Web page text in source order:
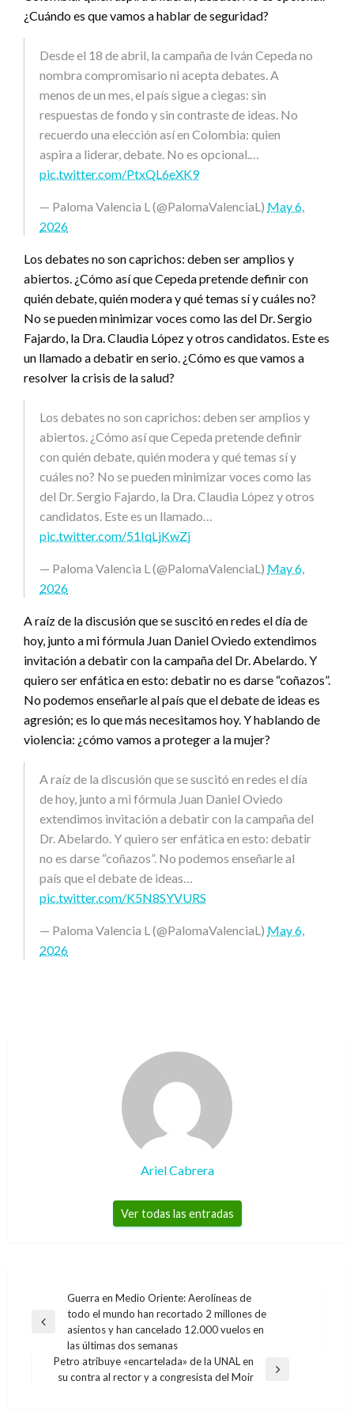
¿Cuándo es que vamos a hablar de seguridad?
Desde el 18 de abril, la campaña de Iván Cepeda no
nombra compromisario ni acepta debates. A
menos de un mes, el país sigue a ciegas: sin
respuestas de fondo y sin contraste de ideas. No
recuerdo una elección así en Colombia: quien
aspira a liderar, debate. No es opcional.…
pic.twitter.com/PtxQL6eXK9
— Paloma Valencia L (@PalomaValenciaL) May 6,
2026
Los debates no son caprichos: deben ser amplios y
abiertos. ¿Cómo así que Cepeda pretende definir con
quién debate, quién modera y qué temas sí y cuáles no?
No se pueden minimizar voces como las del Dr. Sergio
Fajardo, la Dra. Claudia López y otros candidatos. Este es
un llamado a debatir en serio. ¿Cómo es que vamos a
resolver la crisis de la salud?
Los debates no son caprichos: deben ser amplios y
abiertos. ¿Cómo así que Cepeda pretende definir
con quién debate, quién modera y qué temas sí y
cuáles no? No se pueden minimizar voces como las
del Dr. Sergio Fajardo, la Dra. Claudia López y otros
candidatos. Este es un llamado…
pic.twitter.com/51IqLjKwZj
— Paloma Valencia L (@PalomaValenciaL) May 6,
2026
A raíz de la discusión que se suscitó en redes el día de
hoy, junto a mi fórmula Juan Daniel Oviedo extendimos
invitación a debatir con la campaña del Dr. Abelardo. Y
quiero ser enfática en esto: debatir no es darse “coñazos”.
No podemos enseñarle al país que el debate de ideas es
agresión; es lo que más necesitamos hoy. Y hablando de
violencia: ¿cómo vamos a proteger a la mujer?
A raíz de la discusión que se suscitó en redes el día
de hoy, junto a mi fórmula Juan Daniel Oviedo
extendimos invitación a debatir con la campaña del
Dr. Abelardo. Y quiero ser enfática en esto: debatir
no es darse “coñazos”. No podemos enseñarle al
país que el debate de ideas…
pic.twitter.com/K5N8SYVURS
— Paloma Valencia L (@PalomaValenciaL) May 6,
2026
Ariel Cabrera
Ver todas las entradas
Navegación
de
entradas
Entrada
anterior
Guerra en Medio Oriente: Aerolíneas de
todo el mundo han recortado 2 millones de
asientos y han cancelado 12.000 vuelos en
las últimas dos semanas
Entrada
Petro atribuye «encartelada» de la UNAL en
su contra al rector y a congresista del Moir